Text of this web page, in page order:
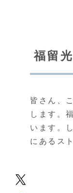
福留
皆さん、
します。
います。
にあるス